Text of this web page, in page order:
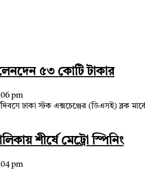
লেনদেন ৫৩ কোটি টাকার
pm
ঢাকা স্টক এক্সচেঞ্জের (ডিএসই) ব্লক
শীর্ষে মেট্রো স্পিনিং
pm